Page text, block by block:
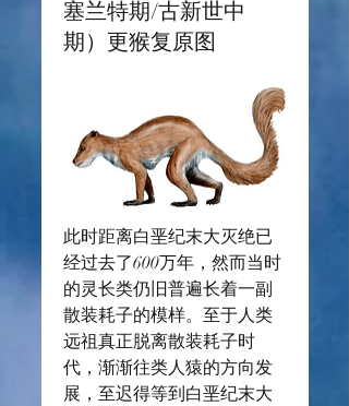
塞兰特期/古新世中
期）更猴复原图
此时距离白垩纪末大灭绝已
经过去了600万年，然而当时
的灵长类仍旧普遍长着一副
散装耗子的模样。至于人类
远祖真正脱离散装耗子时
代，渐渐往类人猿的方向发
展，至迟得等到白垩纪末大